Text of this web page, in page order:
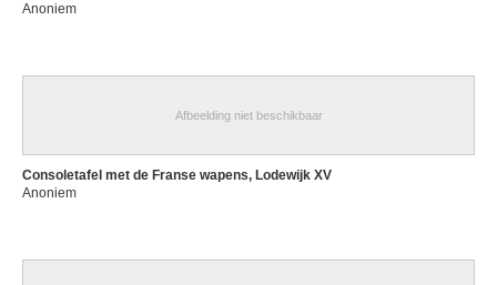
Anoniem
Afbeelding niet beschikbaar
Consoletafel met de Franse wapens, Lodewijk XV
Anoniem